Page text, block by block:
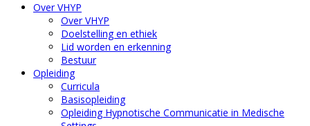
Over VHYP
Over VHYP
Doelstelling en ethiek
Lid worden en erkenning
Bestuur
Opleiding
Curricula
Basisopleiding
Opleiding Hypnotische Communicatie in Medische